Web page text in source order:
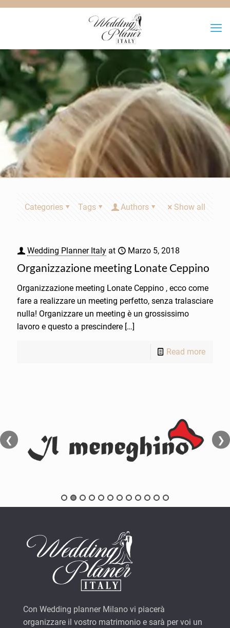
Categories Tags Authors Show all
Wedding Planner Italy at Marzo 5, 2018
Organizzazione meeting Lonate Ceppino
Organizzazione meeting Lonate Ceppino , ecco come
fare a realizzare un meeting perfetto, senza tralasciare
nulla! Organizzare un meeting è un grossissimo
lavoro e questo a prescindere […]
Read more
❮ ❯
Con Wedding planner Milano vi piacerà
organizzare il vostro matrimonio e sarà per voi un